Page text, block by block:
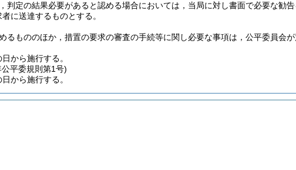
判定の結果必要があると認める場合においては，当局に対し書面で必要な勧告
に送達するものとする。
るもののほか，措置の要求の審査の手続等に関し必要な事項は，公平委員会が
から施行する。
公平委規則第1号)
から施行する。